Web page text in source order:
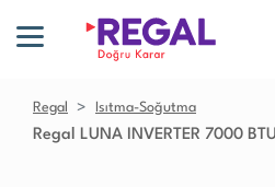
Regal Isıtma-Soğutma
Regal LUNA INVERTER 7000